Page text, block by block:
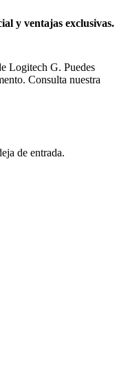
y ventajas exclusivas.
Logitech G. Puedes
Consulta nuestra
de entrada.